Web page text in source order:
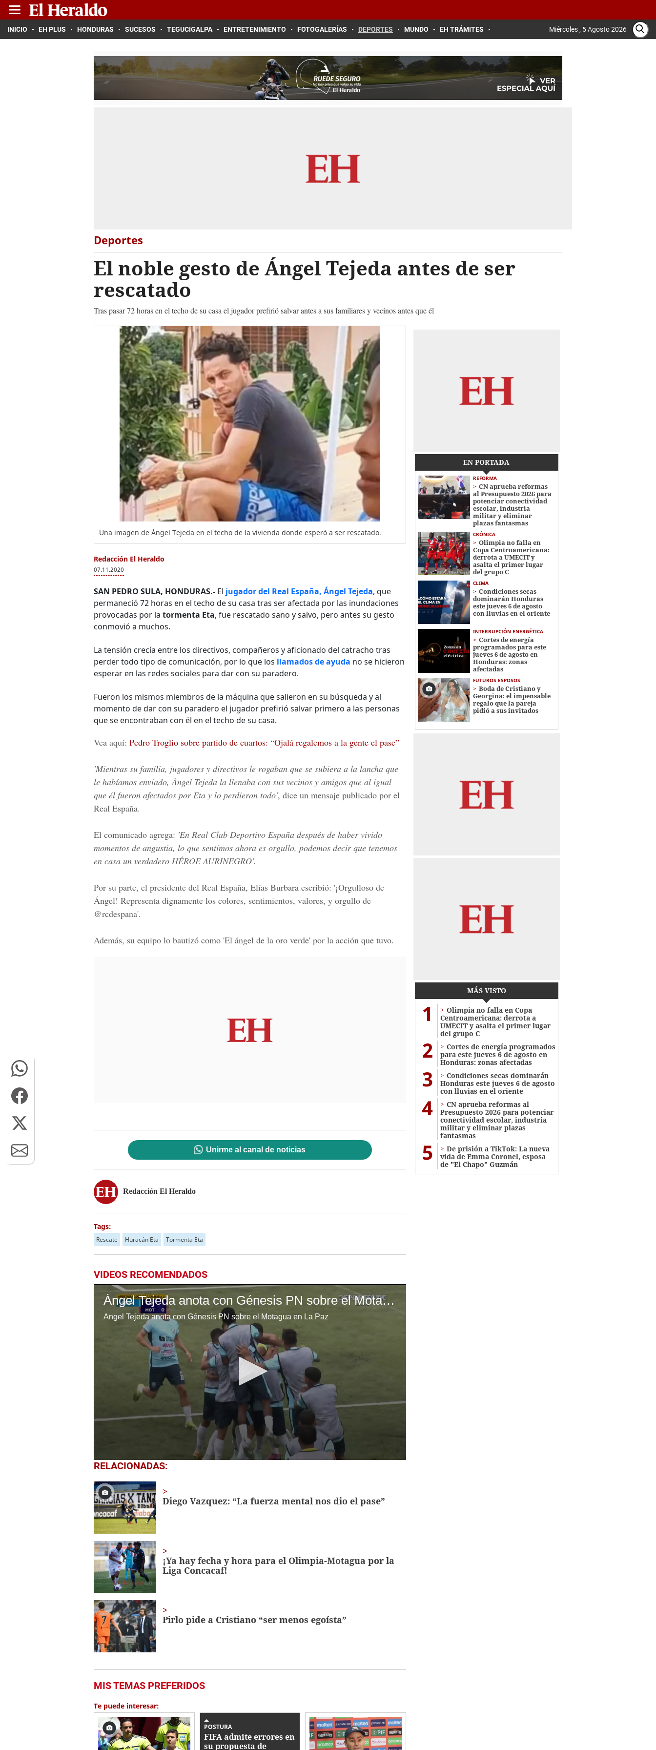
INICIO EH PLUS HONDURAS SUCESOS TEGUCIGALPA ENTRETENIMIENTO FOTOGALERÍAS DEPORTES MUNDO EH TRÁMITES Miércoles , 5 Agosto 2026
Deportes
El noble gesto de Ángel Tejeda antes de ser
rescatado
Tras pasar 72 horas en el techo de su casa el jugador prefirió salvar antes a sus familiares y vecinos antes que él
Una imagen de Ángel Tejeda en el techo de la vivienda donde esperó a ser rescatado.
Redacción El Heraldo
07.11.2020
SAN PEDRO SULA, HONDURAS.- El jugador del Real España, Ángel Tejeda, que
permaneció 72 horas en el techo de su casa tras ser afectada por las inundaciones
provocadas por la tormenta Eta, fue rescatado sano y salvo, pero antes su gesto
conmovió a muchos.
La tensión crecía entre los directivos, compañeros y aficionado del catracho tras
perder todo tipo de comunicación, por lo que los llamados de ayuda no se hicieron
esperar en las redes sociales para dar con su paradero.
Fueron los mismos miembros de la máquina que salieron en su búsqueda y al
momento de dar con su paradero el jugador prefirió salvar primero a las personas
que se encontraban con él en el techo de su casa.
Vea aquí: Pedro Troglio sobre partido de cuartos: “Ojalá regalemos a la gente el pase”
'Mientras su familia, jugadores y directivos le rogaban que se subiera a la lancha que
le habíamos enviado, Ángel Tejeda la llenaba con sus vecinos y amigos que al igual
que él fueron afectados por Eta y lo perdieron todo', dice un mensaje publicado por el
Real España.
El comunicado agrega: 'En Real Club Deportivo España después de haber vivido
momentos de angustia, lo que sentimos ahora es orgullo, podemos decir que tenemos
en casa un verdadero HÉROE AURINEGRO'.
Por su parte, el presidente del Real España, Elías Burbara escribió: '¡Orgulloso de
Ángel! Representa dignamente los colores, sentimientos, valores, y orgullo de
@rcdespana'.
Además, su equipo lo bautizó como 'El ángel de la oro verde' por la acción que tuvo.
Unirme al canal de noticias
Redacción El Heraldo
Tags:
Rescate Huracán Eta Tormenta Eta
VIDEOS RECOMENDADOS
Ángel Tejeda anota con Génesis PN sobre el Motagua en La Paz
Ángel Tejeda anota con Génesis PN sobre el Motagua en La Paz
0
seconds
1
minute,
29
secondsVolume
0%
RELACIONADAS:
Diego Vazquez: “La fuerza mental nos dio el pase”
¡Ya hay fecha y hora para el Olimpia-Motagua por la
Liga Concacaf!
Pirlo pide a Cristiano “ser menos egoísta”
MIS TEMAS PREFERIDOS
Te puede interesar:
POSTURA
FIFA admite errores en
su propuesta de
EN PORTADA
REFORMA
CN aprueba reformas
al Presupuesto 2026 para
potenciar conectividad
escolar, industria
militar y eliminar
plazas fantasmas
CRÓNICA
Olimpia no falla en
Copa Centroamericana:
derrota a UMECIT y
asalta el primer lugar
del grupo C
CLIMA
Condiciones secas
dominarán Honduras
este jueves 6 de agosto
con lluvias en el oriente
INTERRUPCIÓN ENERGÉTICA
Cortes de energía
programados para este
jueves 6 de agosto en
Honduras: zonas
afectadas
FUTUROS ESPOSOS
Boda de Cristiano y
Georgina: el impensable
regalo que la pareja
pidió a sus invitados
MÁS VISTO
1
Olimpia no falla en Copa
Centroamericana: derrota a
UMECIT y asalta el primer lugar
del grupo C
2
Cortes de energía programados
para este jueves 6 de agosto en
Honduras: zonas afectadas
3
Condiciones secas dominarán
Honduras este jueves 6 de agosto
con lluvias en el oriente
4
CN aprueba reformas al
Presupuesto 2026 para potenciar
conectividad escolar, industria
militar y eliminar plazas
fantasmas
5
De prisión a TikTok: La nueva
vida de Emma Coronel, esposa
de "El Chapo" Guzmán